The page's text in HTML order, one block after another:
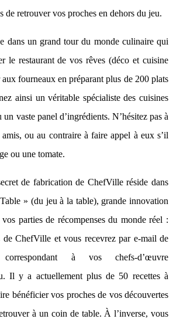
de retrouver vos proches en dehors du jeu.
dans un grand tour du monde culinaire qui
le restaurant de vos rêves (déco et cuisine
fourneaux en préparant plus de 200 plats
ainsi un véritable spécialiste des cuisines
un vaste panel d’ingrédients. N’hésitez pas à
ou au contraire à faire appel à eux s’il
ou une tomate.
de fabrication de ChefVille réside dans
» (du jeu à la table), grande innovation
parties de récompenses du monde réel :
de ChefVille et vous recevrez par e-mail de
correspondant à vos chefs-d’œuvre
Il y a actuellement plus de 50 recettes à
bénéficier vos proches de vos découvertes
à un coin de table. À l’inverse, vous